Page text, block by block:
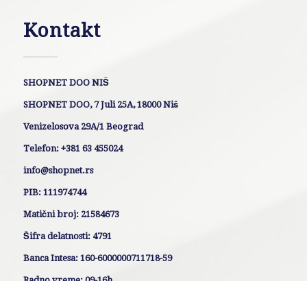
Kontakt
SHOPNET DOO NIŠ
SHOPNET DOO, 7 Juli 25A, 18000 Niš
Venizelosova 29A/1 Beograd
Telefon: +381 63 455024
info@shopnet.rs
PIB: 111974744
Matični broj: 21584673
Šifra delatnosti: 4791
Banca Intesa: 160-6000000711718-59